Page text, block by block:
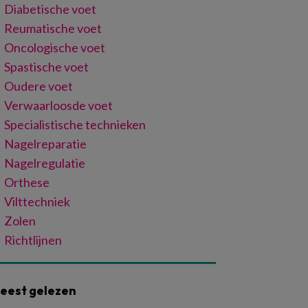
Diabetische voet
Reumatische voet
Oncologische voet
Spastische voet
Oudere voet
Verwaarloosde voet
Specialistische technieken
Nagelreparatie
Nagelregulatie
Orthese
Vilttechniek
Zolen
Richtlijnen
gelezen